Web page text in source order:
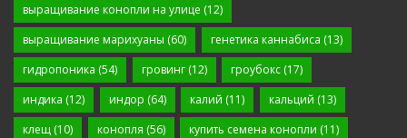
выращивание конопли на улице (12)
выращивание марихуаны (60) генетика каннабиса (13)
гидропоника (54) гровинг(12) гроубокс (17)
индика (12) индор (64) калий (11) кальций (13)
клещ (10) конопля (56) купить семена конопли (11)